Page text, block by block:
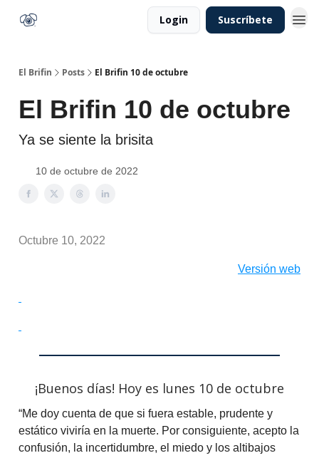
Login Suscríbete
El Brifin Posts El Brifin 10 de octubre
El Brifin 10 de octubre
Ya se siente la brisita
10 de octubre de 2022
Octubre 10, 2022
Versión web
¡Buenos días! Hoy es lunes 10 de octubre
“Me doy cuenta de que si fuera estable, prudente y
estático viviría en la muerte. Por consiguiente, acepto la
confusión, la incertidumbre, el miedo y los altibajos